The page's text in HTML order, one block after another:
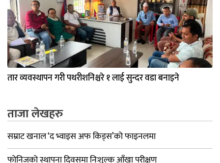
तार व्यवस्थापन गरी पथरीशनिश्चरे १ लाई सुन्दर वडा बनाइने
ताजा लेखहरु
सम्राट खनाल ‘द भ्वाइस अफ किड्स’को फाइनलमा